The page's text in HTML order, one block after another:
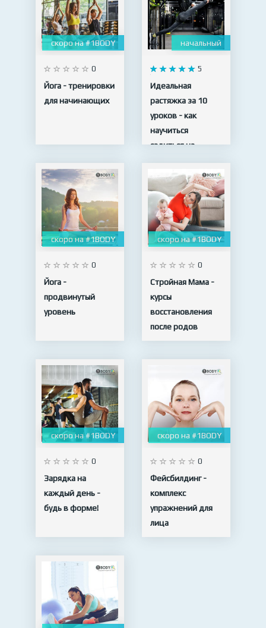
скоро на #1BODY
0
Йога - тренировки
для начинающих
начальный
5
Идеальная
растяжка за 10
уроков - как
научиться
садиться на
10 видео
скоро на #1BODY
0
Йога -
продвинутый
уровень
скоро на #1BODY
0
Стройная Мама -
курсы
восстановления
после родов
скоро на #1BODY
0
Зарядка на
каждый день -
будь в форме!
скоро на #1BODY
0
Фейсбилдинг -
комплекс
упражнений для
лица